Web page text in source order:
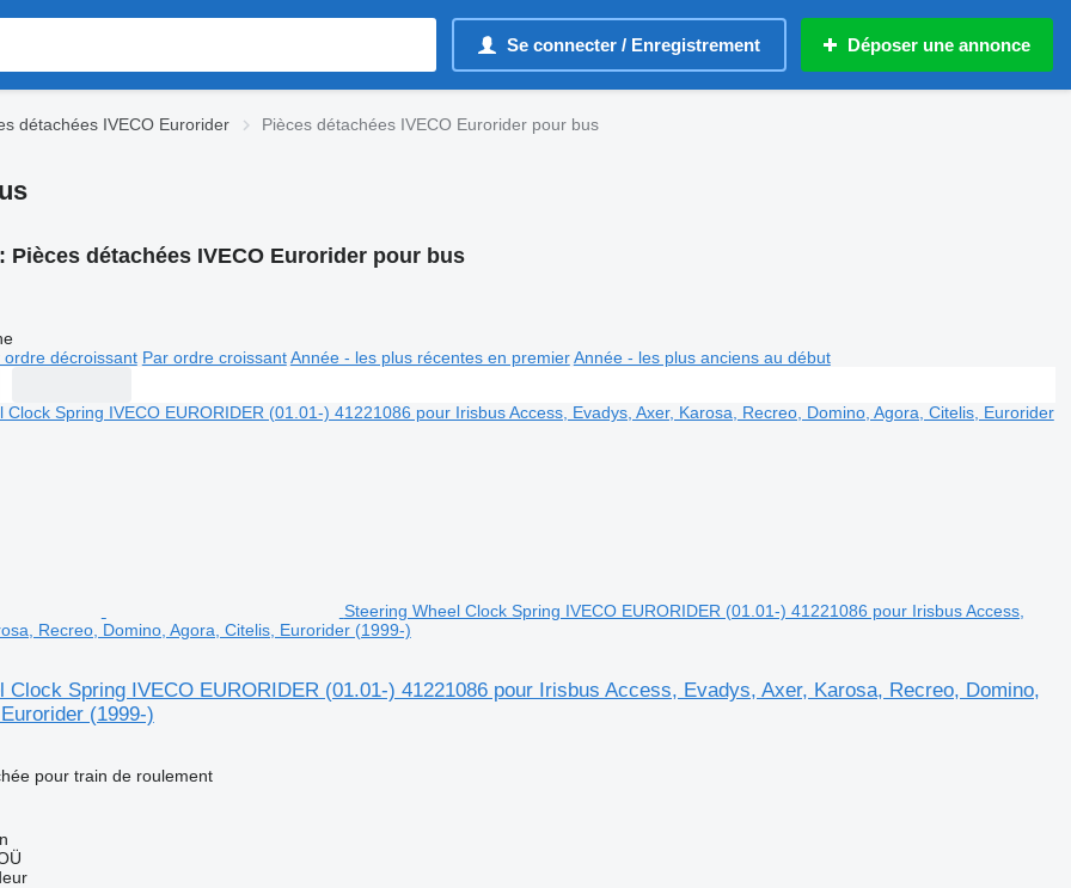
Se connecter / Enregistrement Déposer une annonce
détachées IVECO Eurorider Pièces détachées IVECO Eurorider pour bus
Pièces détachées IVECO Eurorider pour bus
ordre décroissant Par ordre croissant Année - les plus récentes en premier Année - les plus anciens au début
Steering Wheel Clock Spring IVECO EURORIDER (01.01-) 41221086 pour Irisbus Access,
Recreo, Domino, Agora, Citelis, Eurorider (1999-)
Clock Spring IVECO EURORIDER (01.01-) 41221086 pour Irisbus Access, Evadys, Axer, Karosa, Recreo, Domino,
(1999-)
pour train de roulement